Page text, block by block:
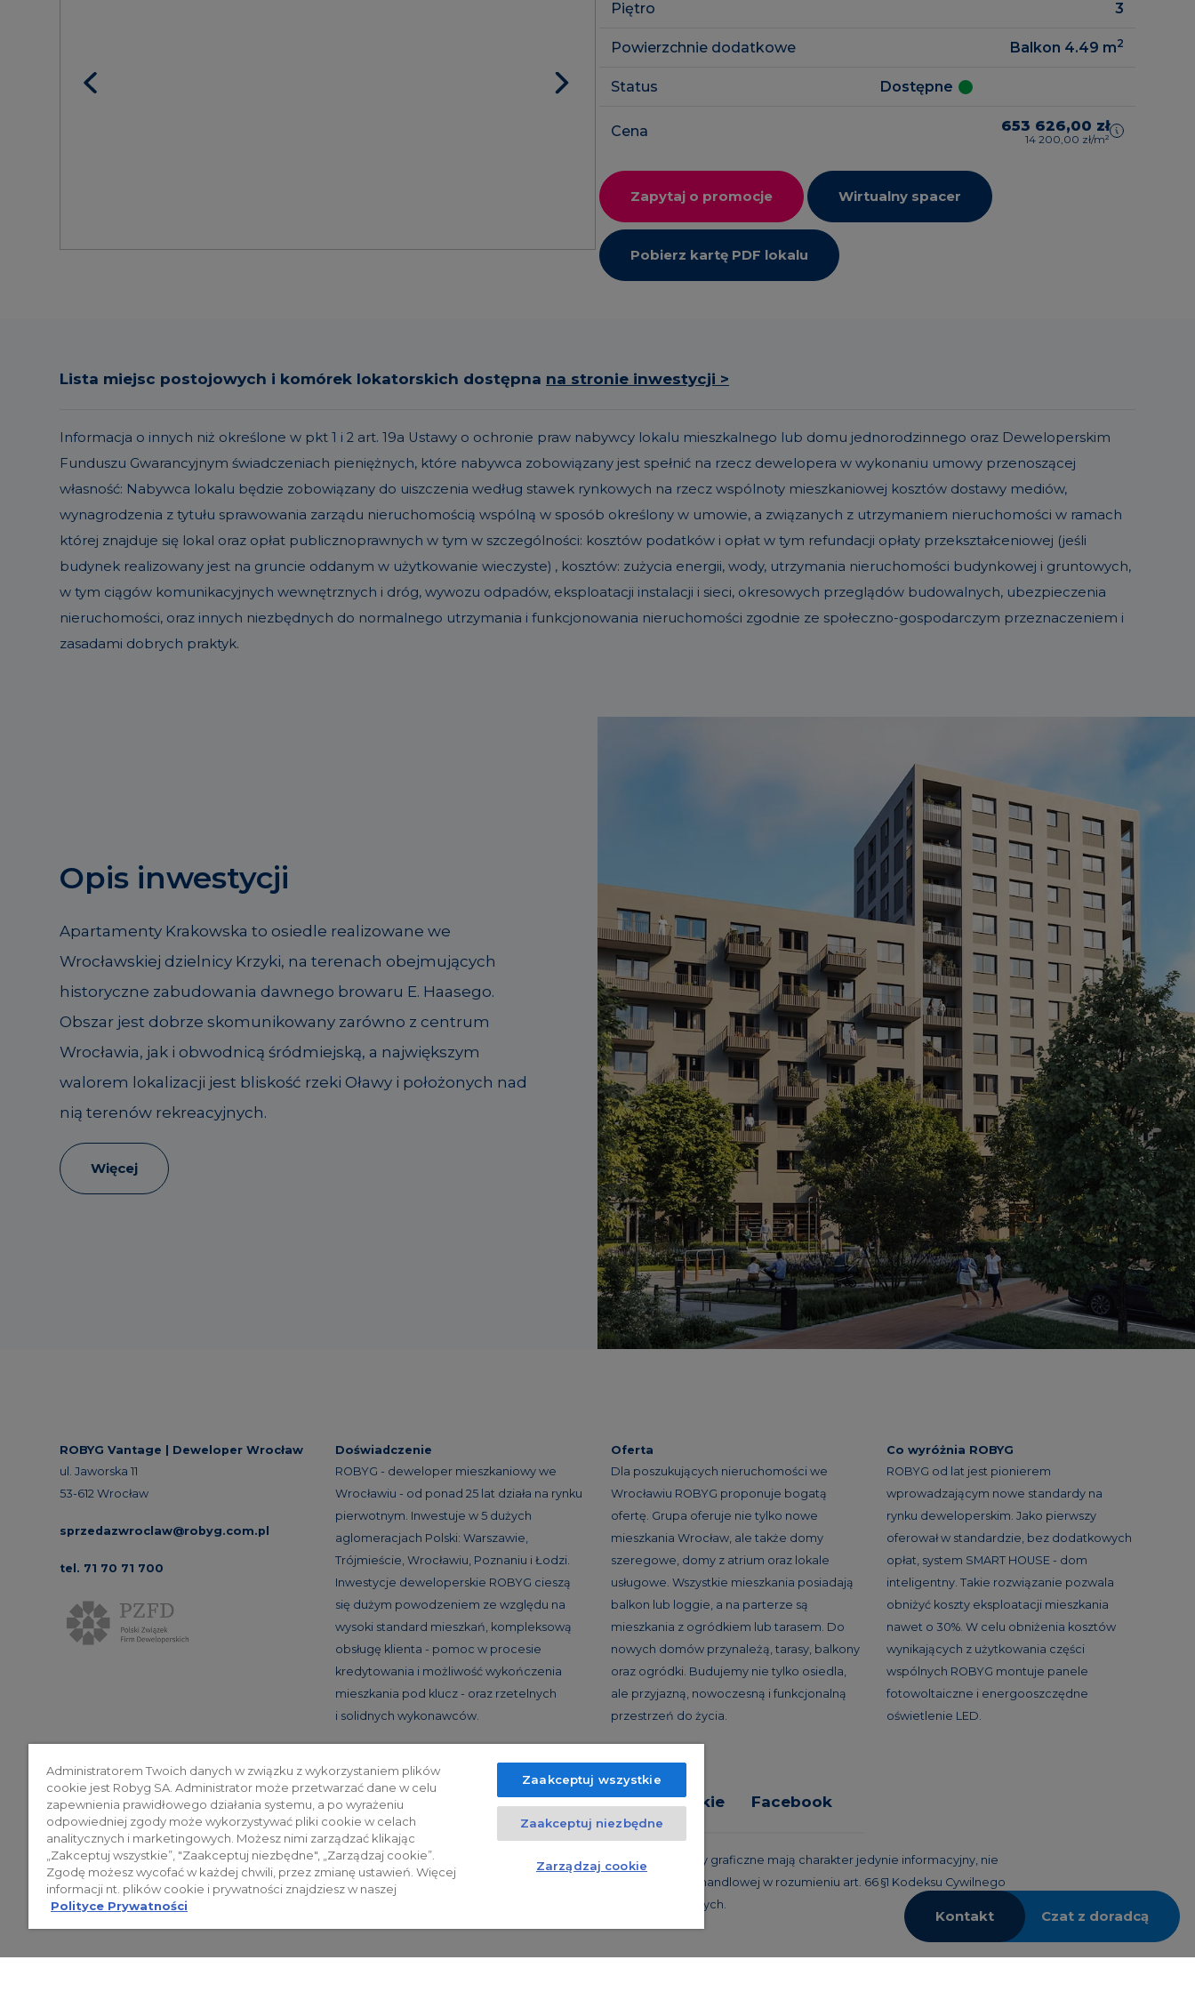
Piętro 3
Powierzchnie dodatkowe Balkon 4.49 m2
Status Dostępne
Cena 653 626,00 zł
14 200,00 zł/m²
Zapytaj o promocje Wirtualny spacer
Pobierz kartę PDF lokalu
Lista miejsc postojowych i komórek lokatorskich dostępna na stronie inwestycji >
Informacja o innych niż określone w pkt 1 i 2 art. 19a Ustawy o ochronie praw nabywcy lokalu mieszkalnego lub domu jednorodzinnego oraz Deweloperskim
Funduszu Gwarancyjnym świadczeniach pieniężnych, które nabywca zobowiązany jest spełnić na rzecz dewelopera w wykonaniu umowy przenoszącej
własność: Nabywca lokalu będzie zobowiązany do uiszczenia według stawek rynkowych na rzecz wspólnoty mieszkaniowej kosztów dostawy mediów,
wynagrodzenia z tytułu sprawowania zarządu nieruchomością wspólną w sposób określony w umowie, a związanych z utrzymaniem nieruchomości w ramach
której znajduje się lokal oraz opłat publicznoprawnych w tym w szczególności: kosztów podatków i opłat w tym refundacji opłaty przekształceniowej (jeśli
budynek realizowany jest na gruncie oddanym w użytkowanie wieczyste) , kosztów: zużycia energii, wody, utrzymania nieruchomości budynkowej i gruntowych,
w tym ciągów komunikacyjnych wewnętrznych i dróg, wywozu odpadów, eksploatacji instalacji i sieci, okresowych przeglądów budowalnych, ubezpieczenia
nieruchomości, oraz innych niezbędnych do normalnego utrzymania i funkcjonowania nieruchomości zgodnie ze społeczno-gospodarczym przeznaczeniem i
zasadami dobrych praktyk.
Opis inwestycji
Apartamenty Krakowska to osiedle realizowane we
Wrocławskiej dzielnicy Krzyki, na terenach obejmujących
historyczne zabudowania dawnego browaru E. Haasego.
Obszar jest dobrze skomunikowany zarówno z centrum
Wrocławia, jak i obwodnicą śródmiejską, a największym
walorem lokalizacji jest bliskość rzeki Oławy i położonych nad
nią terenów rekreacyjnych.
Więcej
ROBYG Vantage | Deweloper Wrocław
ul. Jaworska 11
53-612 Wrocław
sprzedazwroclaw@robyg.com.pl
tel. 71 70 71 700
Doświadczenie
ROBYG - deweloper mieszkaniowy we
Wrocławiu - od ponad 25 lat działa na rynku
pierwotnym. Inwestuje w 5 dużych
aglomeracjach Polski: Warszawie,
Trójmieście, Wrocławiu, Poznaniu i Łodzi.
Inwestycje deweloperskie ROBYG cieszą
się dużym powodzeniem ze względu na
wysoki standard mieszkań, kompleksową
obsługę klienta - pomoc w procesie
kredytowania i możliwość wykończenia
mieszkania pod klucz - oraz rzetelnych
i solidnych wykonawców.
Oferta
Dla poszukujących nieruchomości we
Wrocławiu ROBYG proponuje bogatą
ofertę. Grupa oferuje nie tylko nowe
mieszkania Wrocław, ale także domy
szeregowe, domy z atrium oraz lokale
usługowe. Wszystkie mieszkania posiadają
balkon lub loggie, a na parterze są
mieszkania z ogródkiem lub tarasem. Do
nowych domów przynależą, tarasy, balkony
oraz ogródki. Budujemy nie tylko osiedla,
ale przyjazną, nowoczesną i funkcjonalną
przestrzeń do życia.
Co wyróżnia ROBYG
ROBYG od lat jest pionierem
wprowadzającym nowe standardy na
rynku deweloperskim. Jako pierwszy
oferował w standardzie, bez dodatkowych
opłat, system SMART HOUSE - dom
inteligentny. Takie rozwiązanie pozwala
obniżyć koszty eksploatacji mieszkania
nawet o 30%. W celu obniżenia kosztów
wynikających z użytkowania części
wspólnych ROBYG montuje panele
fotowoltaiczne i energooszczędne
oświetlenie LED.
Polityka prywatności Relacje inwestorskie Facebook
© 2026 ROBYG. Wszystkie prawa zastrzeżone. Powyższa oferta i przedstawione materiały graficzne mają charakter jedynie informacyjny, nie
mogą być traktowane jako ostateczne projekty realizacyjne, nie stanowią również oferty handlowej w rozumieniu art. 66 §1 Kodeksu Cywilnego
oraz innych właściwych przepisów prawnych.
Kontakt Czat z doradcą
Administratorem Twoich danych w związku z wykorzystaniem plików
cookie jest Robyg SA. Administrator może przetwarzać dane w celu
zapewnienia prawidłowego działania systemu, a po wyrażeniu
odpowiedniej zgody może wykorzystywać pliki cookie w celach
analitycznych i marketingowych. Możesz nimi zarządzać klikając
„Zakceptuj wszystkie”, "Zaakceptuj niezbędne", „Zarządzaj cookie”.
Zgodę możesz wycofać w każdej chwili, przez zmianę ustawień. Więcej
informacji nt. plików cookie i prywatności znajdziesz w naszej
Polityce Prywatności
Zaakceptuj wszystkie
Zaakceptuj niezbędne
Zarządzaj cookie